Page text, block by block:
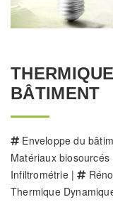
BÂTIMENT
Enveloppe du
Matériaux biosourcés
Infiltrométrie |
Thermique